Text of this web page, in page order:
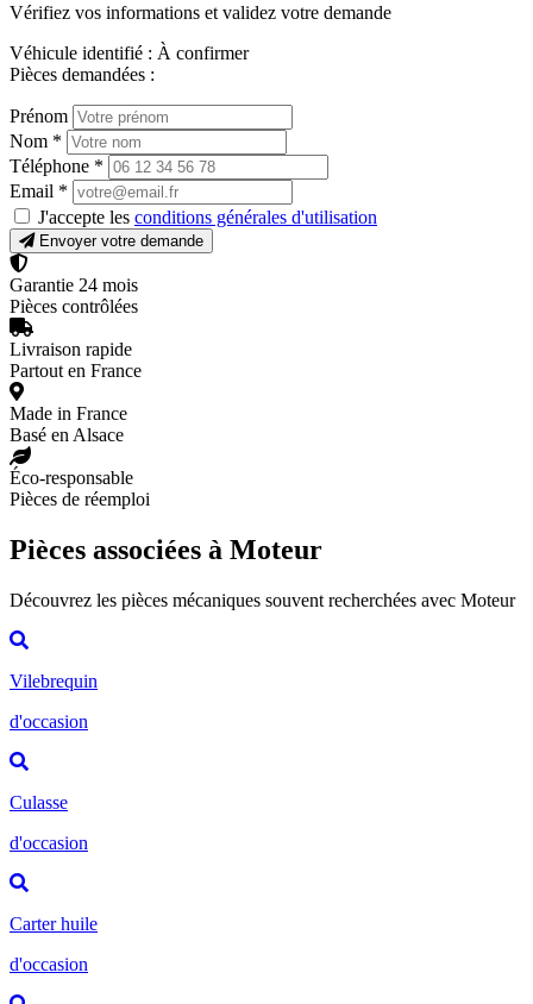
Vérifiez vos informations et validez votre demande
Véhicule identifié : À confirmer
Pièces demandées :
Prénom
Nom *
Téléphone *
Email *
J'accepte les conditions générales d'utilisation
Envoyer votre demande
Garantie 24 mois
Pièces contrôlées
Livraison rapide
Partout en France
Made in France
Basé en Alsace
Éco-responsable
Pièces de réemploi
Pièces associées à Moteur
Découvrez les pièces mécaniques souvent recherchées avec Moteur
Vilebrequin
d'occasion
Culasse
d'occasion
Carter huile
d'occasion